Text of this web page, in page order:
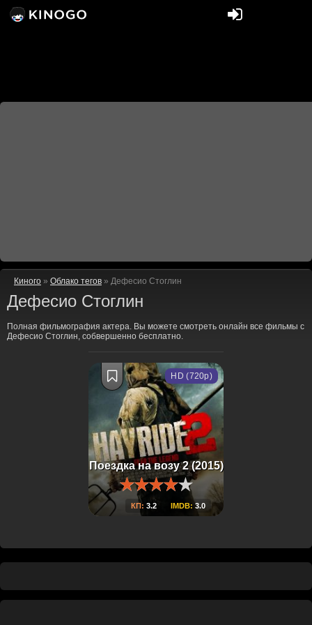
Киного » Облако тегов » Дефесио Стоглин
Дефесио Стоглин
Полная фильмография актера. Вы можете смотреть онлайн все фильмы с
Дефесио Стоглин, собвершенно бесплатно.
Поездка на возу 2 (2015)
КП: 3.2 IMDB: 3.0
HD (720p)